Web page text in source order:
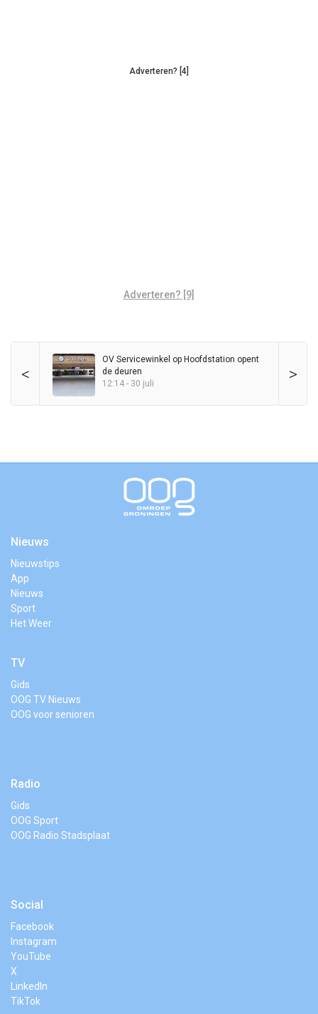
Adverteren? [4]
Adverteren? [9]
< >
OV Servicewinkel op Hoofdstation opent
de deuren
12:14 - 30 juli
Nieuws
Nieuwstips
App
Nieuws
Sport
Het Weer
TV
Gids
OOG TV Nieuws
OOG voor senioren
Radio
Gids
OOG Sport
OOG Radio Stadsplaat
Social
Facebook
Instagram
YouTube
X
LinkedIn
TikTok